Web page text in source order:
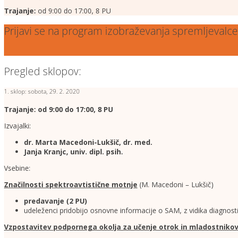
Trajanje: od 9:00 do 17:00, 8 PU
Prijavi se na program izobraževanja
Pregled sklopov:
1. sklop: sobota, 29. 2. 2020
Trajanje: od 9:00 do 17:00, 8 PU
Izvajalki:
dr. Marta Macedoni-Lukšič, dr. med.
Janja Kranjc, univ. dipl. psih.
Vsebine:
Značilnosti spektroavtistične motnje (M. Macedoni – Lukšič)
predavanje (2 PU)
udeleženci pridobijo osnovne informacije o SAM, z vidika
Vzpostavitev podpornega okolja za učenje otrok in mladostnikov